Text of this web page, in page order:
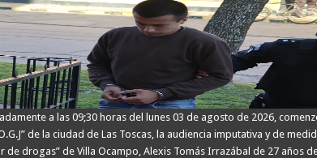
a las 09;30 horas del lunes 03 de agosto de 2026,
de la ciudad de Las Toscas, la audiencia imputativa y de
de drogas” de Villa Ocampo, Alexis Tomás Irrazábal de 27 años